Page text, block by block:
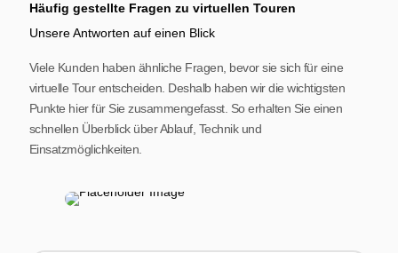
Häufig gestellte Fragen zu virtuellen Touren
Unsere Antworten auf einen Blick
Viele Kunden haben ähnliche Fragen, bevor sie sich für eine
virtuelle Tour entscheiden. Deshalb haben wir die wichtigsten
Punkte hier für Sie zusammengefasst. So erhalten Sie einen
schnellen Überblick über Ablauf, Technik und
Einsatzmöglichkeiten.